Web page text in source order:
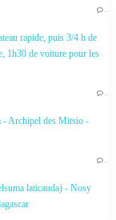
…
rapide, puis 3/4 h de
1h30 de voiture pour les
…
- Archipel des Mitsio -
…
laticauda) - Nosy